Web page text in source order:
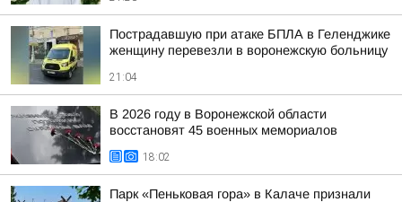
Пострадавшую при атаке БПЛА в Геленджике
женщину перевезли в воронежскую больницу
21:04
В 2026 году в Воронежской области
восстановят 45 военных мемориалов
18:02
Парк «Пеньковая гора» в Калаче признали